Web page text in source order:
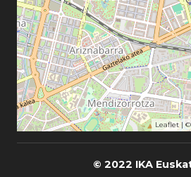
Leaflet| ©
© 2022 IKA